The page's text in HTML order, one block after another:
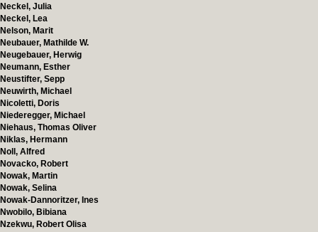
Neckel, Julia
Neckel, Lea
Nelson, Marit
Neubauer, Mathilde W.
Neugebauer, Herwig
Neumann, Esther
Neustifter, Sepp
Neuwirth, Michael
Nicoletti, Doris
Niederegger, Michael
Niehaus, Thomas Oliver
Niklas, Hermann
Noll, Alfred
Novacko, Robert
Nowak, Martin
Nowak, Selina
Nowak-Dannoritzer, Ines
Nwobilo, Bibiana
Nzekwu, Robert Olisa